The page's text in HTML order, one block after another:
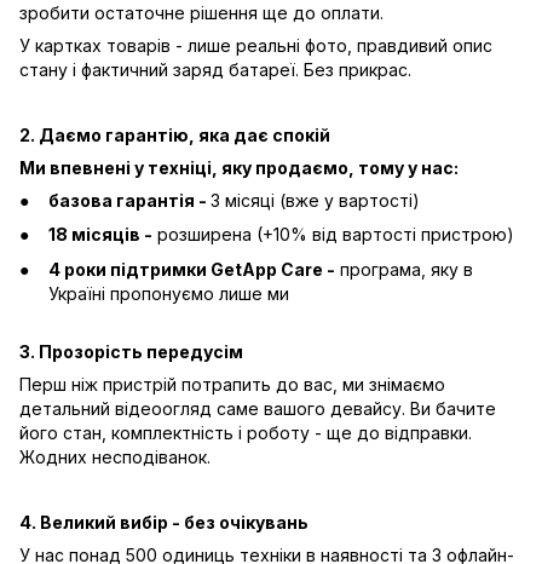
зробити остаточне рішення ще до оплати.
У картках товарів - лише реальні фото, правдивий опис
стану і фактичний заряд батареї. Без прикрас.
2. Даємо гарантію, яка дає спокій
Ми впевнені у техніці, яку продаємо, тому у нас:
базова гарантія - 3 місяці (вже у вартості)
18 місяців - розширена (+10% від вартості пристрою)
4 роки підтримки GetApp Care - програма, яку в
Україні пропонуємо лише ми
3. Прозорість передусім
Перш ніж пристрій потрапить до вас, ми знімаємо
детальний відеоогляд саме вашого девайсу. Ви бачите
його стан, комплектність і роботу - ще до відправки.
Жодних несподіванок.
4. Великий вибір - без очікувань
У нас понад 500 одиниць техніки в наявності та 3 офлайн-